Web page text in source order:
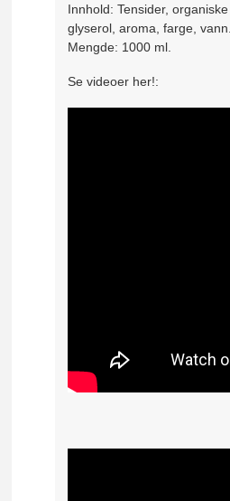
Innhold: Tensider,
glyserol, aroma, farge, vann.
Mengde: 1000 ml.
Se videoer her!: